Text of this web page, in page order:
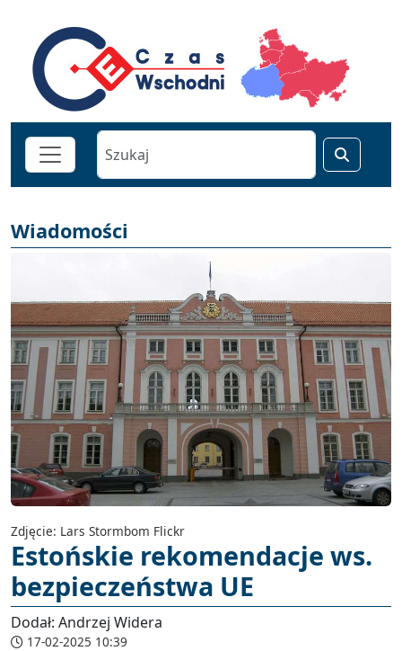
Wiadomości
Zdjęcie: Lars Stormbom Flickr
Estońskie rekomendacje ws.
bezpieczeństwa UE
Dodał: Andrzej Widera
17-02-2025 10:39